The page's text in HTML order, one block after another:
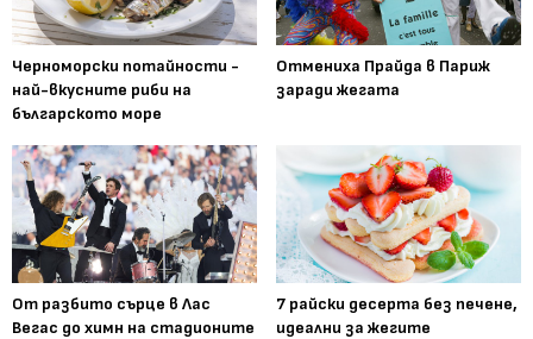
Черноморски потайности -
най-вкусните риби на
българското море
Отмениха Прайда в Париж
заради жегата
От разбито сърце в Лас
Вегас до химн на стадионите
7 райски десерта без печене,
идеални за жегите